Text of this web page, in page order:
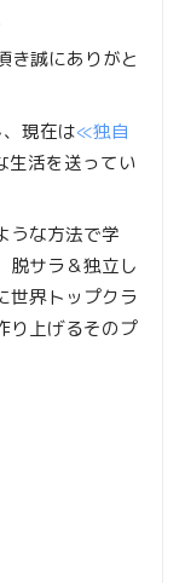
き誠にありがと
現在は≪独自
生活を送ってい
うな方法で学
脱サラ＆独立し
世界トップクラ
り上げるそのプ